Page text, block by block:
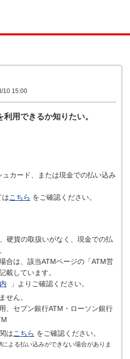
10 15:00
用できるか知りたい。
カード、または現金での払い込み
はこちら をご確認ください。
硬貨の取扱いがなく、現金での払
合は、該当ATMページの「ATM営
載しています。
」よりご確認ください。
せん。
、セブン銀行ATM・ローソン銀行
はこちら をご確認ください。
よる払い込みができない場合がありま